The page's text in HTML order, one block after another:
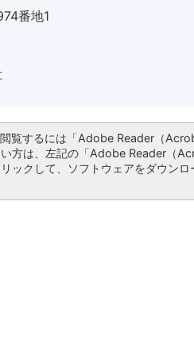
番地1
覧するには「Adobe Reader（
方は、左記の「Adobe Reader（
ックして、ソフトウェアをダウン